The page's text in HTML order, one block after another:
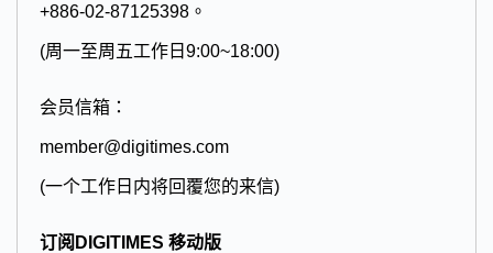
+886-02-87125398。
(周一至周五工作日9:00~18:00)
会员信箱：
member@digitimes.com
(一个工作日内将回覆您的来信)
订阅DIGITIMES 移动版